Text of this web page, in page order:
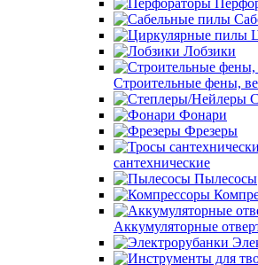
Лобзики
Строительные фены,
Фонари
Фрезеры
сантехнические
Пылесосы
Аккумуляторные